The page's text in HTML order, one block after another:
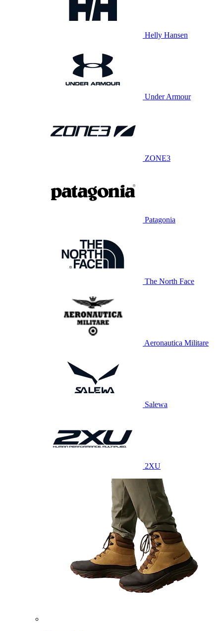
Helly Hansen
Under Armour
ZONE3
Patagonia
The North Face
Aeronautica Militare
Salewa
2XU